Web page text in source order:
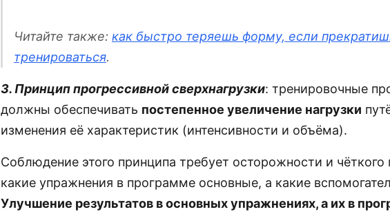
Читайте также: как быстро теряешь форму, если
тренироваться.
3. Принцип прогрессивной сверхнагрузки: тренировочные
должны обеспечивать постепенное увеличение нагрузки
изменения её характеристик (интенсивности и объёма).
Соблюдение этого принципа требует осторожности и чёткого
какие упражнения в программе основные, а какие
Улучшение результатов в основных упражнениях, а их в